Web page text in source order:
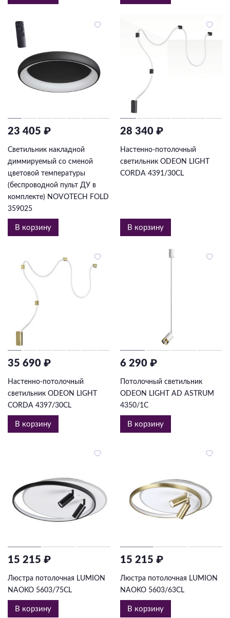
23 405 ₽
Светильник накладной
диммируемый со сменой
цветовой температуры
(беспроводной пульт ДУ в
комплекте) NOVOTECH FOLD
359025
В корзину
28 340 ₽
Настенно-потолочный
светильник ODEON LIGHT
CORDA 4391/30CL
В корзину
35 690 ₽
Настенно-потолочный
светильник ODEON LIGHT
CORDA 4397/30CL
В корзину
6 290 ₽
Потолочный светильник
ODEON LIGHT AD ASTRUM
4350/1C
В корзину
15 215 ₽
Люстра потолочная LUMION
NAOKO 5603/75CL
В корзину
15 215 ₽
Люстра потолочная LUMION
NAOKO 5603/63CL
В корзину